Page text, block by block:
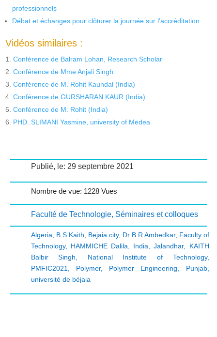
professionnels
Débat et échanges pour clôturer la journée sur l’accréditation
Vidéos similaires :
Conférence de Balram Lohan, Research Scholar
Conférence de Mme Anjali Singh
Conférence de M. Rohit Kaundal (India)
Conférence de GURSHARAN KAUR (India)
Conférence de M. Rohit (India)
PHD. SLIMANI Yasmine, university of Medea
Publié, le: 29 septembre 2021
Nombre de vue: 1228 Vues
Faculté de Technologie, Séminaires et colloques
Algeria B S Kaith Bejaia city, Dr B R Ambedkar, Faculty of
Technology, HAMMICHE Dalila India ,Jalandhar, KAITH
Balbir Singh
National Institute of Technology,
PMFIC2021
Polymer, Polymer Engineering Punjab,
université de béjaia